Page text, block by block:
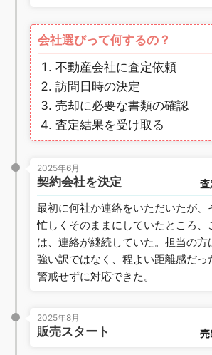
会社選びって何するの？
不動産会社に査定依頼
訪問日時の決定
売却に必要な書類の確認
査定結果を受け取る
2025年6月
契約会社を決定 査
最初に何社か連絡をいただいたが、
忙しくそのままにしていたところ、
は、連絡が継続していた。担当の
強い訳ではなく、程よい距離感だっ
警戒せずに対応できた。
2025年8月
販売スタート 売